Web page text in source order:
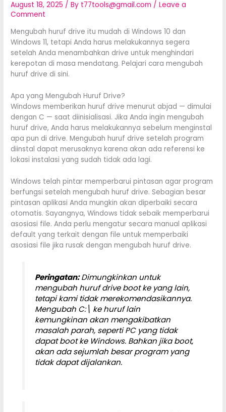
August 18, 2025 / By t77tools@gmail.com /Leave a
Comment
Mengubah huruf drive itu mudah di Windows 10 dan
Windows 11, tetapi Anda harus melakukannya segera
setelah Anda menambahkan drive untuk menghindari
kerepotan di masa mendatang. Pelajari cara mengubah
huruf drive di sini.
Apa yang Mengubah Huruf Drive?
Windows memberikan huruf drive menurut abjad — dimulai
dengan C — saat diinisialisasi. Jika Anda ingin mengubah
huruf drive, Anda harus melakukannya sebelum menginstal
apa pun di drive. Mengubah huruf drive setelah program
diinstal dapat merusaknya karena akan ada referensi ke
lokasi instalasi yang sudah tidak ada lagi.
Windows telah pintar memperbarui pintasan agar program
berfungsi setelah mengubah huruf drive. Sebagian besar
pintasan aplikasi Anda mungkin akan diperbaiki secara
otomatis. Sayangnya, Windows tidak sebaik memperbarui
asosiasi file. Anda perlu mengatur secara manual aplikasi
default yang terkait dengan file untuk memperbaiki
asosiasi file jika rusak dengan mengubah huruf drive.
Peringatan:Dimungkinkan untuk
mengubah huruf drive boot ke yang lain,
tetapi kami tidak merekomendasikannya.
Mengubah C:\ ke huruf lain
kemungkinan akan mengakibatkan
masalah parah, seperti PC yang tidak
dapat boot ke Windows. Bahkan jika boot,
akan ada sejumlah besar program yang
tidak dapat dijalankan.